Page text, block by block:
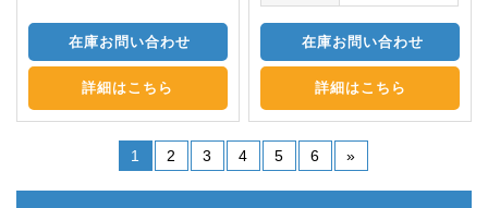
在庫お問い合わせ
詳細はこちら
在庫お問い合わせ
詳細はこちら
1 2 3 4 5 6 »